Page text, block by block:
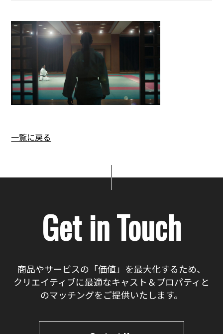
一覧に戻る
Get in Touch
商品やサービスの「価値」を最大化するため、
クリエイティブに最適なキャスト＆プロパティと
のマッチングをご提供いたします。